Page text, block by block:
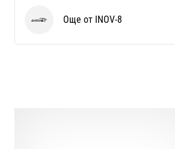
INOV-8Още от INOV-8